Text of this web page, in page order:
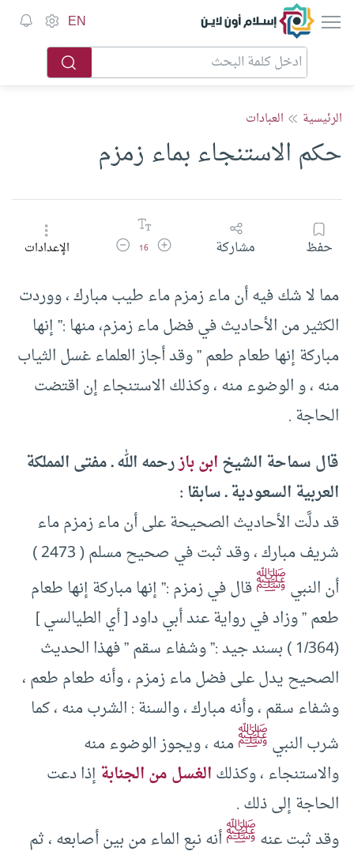
إسلام أون لاين EN
الرئيسية العبادات
حكم الاستنجاء بماء زمزم
حفظ مشاركة زيادة حجم الخط
16 تقليل حجم الخطالإعدادات
مما لا شك فيه أن ماء زمزم ماء طيب مبارك ، ووردت
الكثير من الأحاديث في فضل ماء زمزم، منها :” إنها
مباركة إنها طعام طعم ” وقد أجاز العلماء غسل الثياب
منه ، و الوضوء منه ، وكذلك الاستنجاء إن اقتضت
الحاجة .
قال سماحة الشيخابن بازرحمه الله ـ مفتى المملكة
العربية السعودية ـ سابقا :
قد دلَّت الأحاديث الصحيحة على أن ماء زمزم ماء
شريف مبارك ، وقد ثبت في صحيح مسلم ( 2473 )
أن النبيﷺقال في زمزم :” إنها مباركة إنها طعام
طعم ” وزاد في رواية عند أبي داود [ أي الطيالسي ]
(1/364 ) بسند جيد :” وشفاء سقم ” فهذا الحديث
الصحيح يدل على فضل ماء زمزم ، وأنه طعام طعم ،
وشفاء سقم ، وأنه مبارك ، والسنة : الشرب منه ، كما
شرب النبيﷺمنه ، ويجوز الوضوء منه
والاستنجاء ، وكذلكالغسل من الجنابةإذا دعت
الحاجة إلى ذلك .
وقد ثبت عنهﷺأنه نبع الماء من بين أصابعه ، ثم